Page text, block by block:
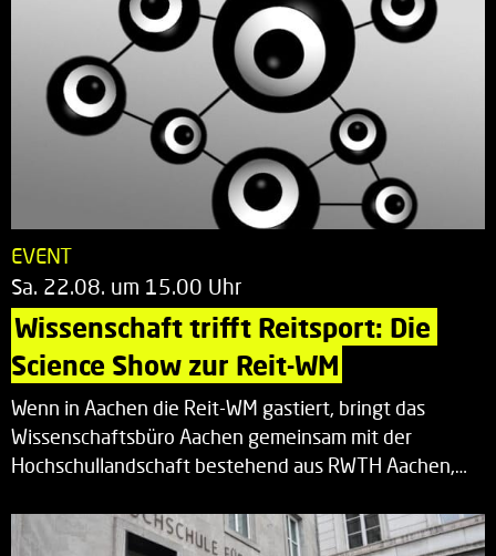
EVENT
Sa. 22.08. um 15.00 Uhr
Wissenschaft trifft Reitsport: Die
Science Show zur Reit-WM
Wenn in Aachen die Reit-WM gastiert, bringt das
Wissenschaftsbüro Aachen gemeinsam mit der
Hochschullandschaft bestehend aus RWTH Aachen,…